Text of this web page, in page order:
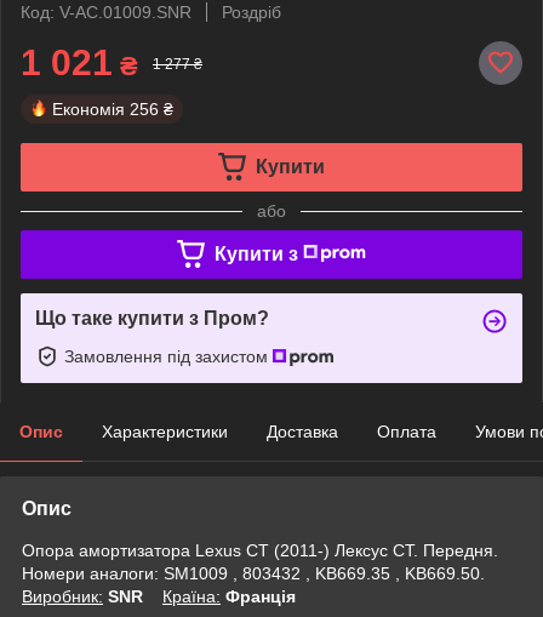
Код: V-AC.01009.SNR
Роздріб
1 021 ₴ 1 277 ₴
Економія 256 ₴
Купити
або
Купити з
Що таке купити з Пром?
Замовлення під захистом
Опис Характеристики Доставка Оплата Умови
Опис
Опора амортизатора Lexus CT (2011-) Лексус СТ. Передня.
Номери аналоги: SM1009 , 803432 , KB669.35 , KB669.50.
Виробник: SNR Крaїна: Франція